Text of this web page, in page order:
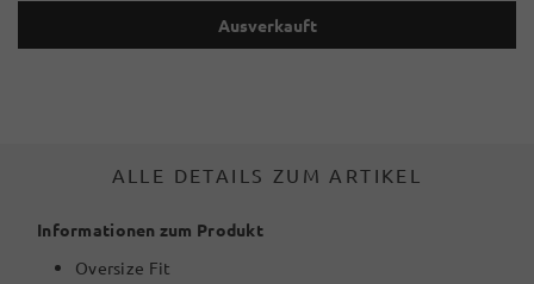
Ausverkauft
ALLE DETAILS ZUM ARTIKEL
Informationen zum Produkt
Oversize Fit